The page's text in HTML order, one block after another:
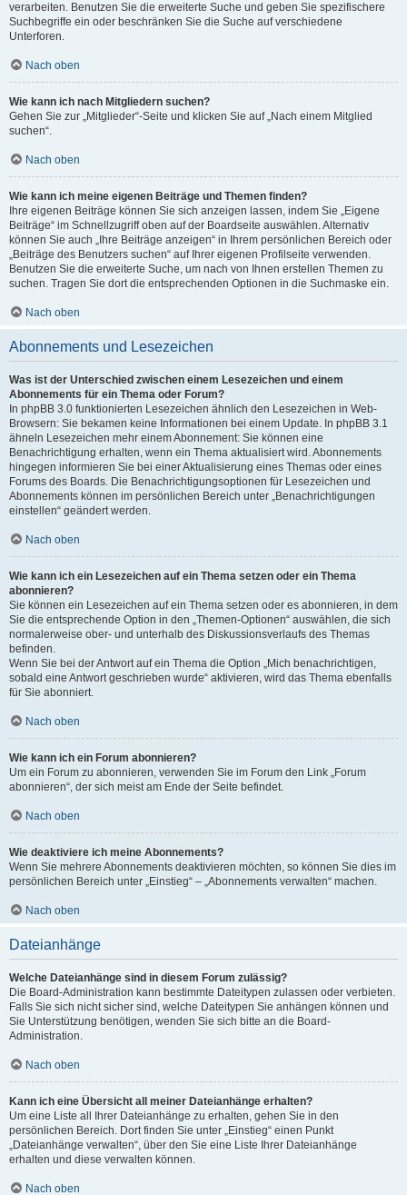
verarbeiten. Benutzen Sie die erweiterte Suche und geben Sie spezifischere
Suchbegriffe ein oder beschränken Sie die Suche auf verschiedene
Unterforen.
Nach oben
Wie kann ich nach Mitgliedern suchen?
Gehen Sie zur „Mitglieder“-Seite und klicken Sie auf „Nach einem Mitglied
suchen“.
Nach oben
Wie kann ich meine eigenen Beiträge und Themen finden?
Ihre eigenen Beiträge können Sie sich anzeigen lassen, indem Sie „Eigene
Beiträge“ im Schnellzugriff oben auf der Boardseite auswählen. Alternativ
können Sie auch „Ihre Beiträge anzeigen“ in Ihrem persönlichen Bereich oder
„Beiträge des Benutzers suchen“ auf Ihrer eigenen Profilseite verwenden.
Benutzen Sie die erweiterte Suche, um nach von Ihnen erstellen Themen zu
suchen. Tragen Sie dort die entsprechenden Optionen in die Suchmaske ein.
Nach oben
Abonnements und Lesezeichen
Was ist der Unterschied zwischen einem Lesezeichen und einem
Abonnements für ein Thema oder Forum?
In phpBB 3.0 funktionierten Lesezeichen ähnlich den Lesezeichen in Web-
Browsern: Sie bekamen keine Informationen bei einem Update. In phpBB 3.1
ähneln Lesezeichen mehr einem Abonnement: Sie können eine
Benachrichtigung erhalten, wenn ein Thema aktualisiert wird. Abonnements
hingegen informieren Sie bei einer Aktualisierung eines Themas oder eines
Forums des Boards. Die Benachrichtigungsoptionen für Lesezeichen und
Abonnements können im persönlichen Bereich unter „Benachrichtigungen
einstellen“ geändert werden.
Nach oben
Wie kann ich ein Lesezeichen auf ein Thema setzen oder ein Thema
abonnieren?
Sie können ein Lesezeichen auf ein Thema setzen oder es abonnieren, in dem
Sie die entsprechende Option in den „Themen-Optionen“ auswählen, die sich
normalerweise ober- und unterhalb des Diskussionsverlaufs des Themas
befinden.
Wenn Sie bei der Antwort auf ein Thema die Option „Mich benachrichtigen,
sobald eine Antwort geschrieben wurde“ aktivieren, wird das Thema ebenfalls
für Sie abonniert.
Nach oben
Wie kann ich ein Forum abonnieren?
Um ein Forum zu abonnieren, verwenden Sie im Forum den Link „Forum
abonnieren“, der sich meist am Ende der Seite befindet.
Nach oben
Wie deaktiviere ich meine Abonnements?
Wenn Sie mehrere Abonnements deaktivieren möchten, so können Sie dies im
persönlichen Bereich unter „Einstieg“ – „Abonnements verwalten“ machen.
Nach oben
Dateianhänge
Welche Dateianhänge sind in diesem Forum zulässig?
Die Board-Administration kann bestimmte Dateitypen zulassen oder verbieten.
Falls Sie sich nicht sicher sind, welche Dateitypen Sie anhängen können und
Sie Unterstützung benötigen, wenden Sie sich bitte an die Board-
Administration.
Nach oben
Kann ich eine Übersicht all meiner Dateianhänge erhalten?
Um eine Liste all Ihrer Dateianhänge zu erhalten, gehen Sie in den
persönlichen Bereich. Dort finden Sie unter „Einstieg“ einen Punkt
„Dateianhänge verwalten“, über den Sie eine Liste Ihrer Dateianhänge
erhalten und diese verwalten können.
Nach oben